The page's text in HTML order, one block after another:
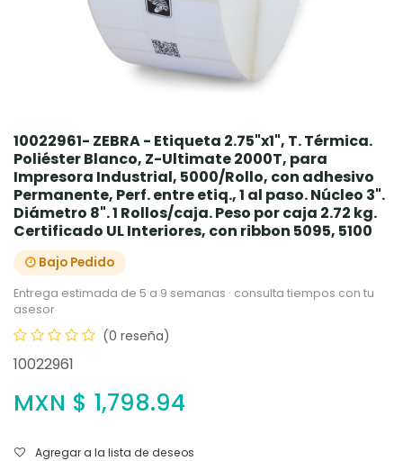
10022961- ZEBRA - Etiqueta 2.75"x1", T. Térmica.
Poliéster Blanco, Z-Ultimate 2000T, para
Impresora Industrial, 5000/Rollo, con adhesivo
Permanente, Perf. entre etiq., 1 al paso. Núcleo 3".
Diámetro 8". 1 Rollos/caja. Peso por caja 2.72 kg.
Certificado UL Interiores, con ribbon 5095, 5100
Bajo Pedido
Entrega estimada de 5 a 9 semanas · consulta tiempos con tu
asesor
(0 reseña)
10022961
MXN $ 1,798.94
Agregar a la lista de deseos